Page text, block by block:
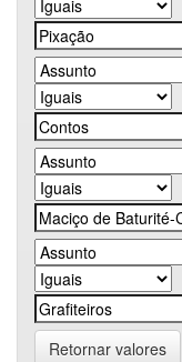
Retornar valores